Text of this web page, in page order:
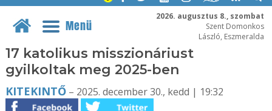
2026. augusztus 8., szombat
Szent Domonkos
László, Eszmeralda
Menü
17 katolikus misszionáriust
gyilkoltak meg 2025-ben
KITEKINTŐ– 2025. december 30., kedd | 19:32